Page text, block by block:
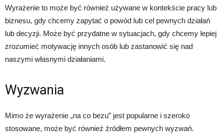
Wyrażenie to może być również używane w kontekście pracy lub
biznesu, gdy chcemy zapytać o powód lub cel pewnych działań
lub decyzji. Może być przydatne w sytuacjach, gdy chcemy lepiej
zrozumieć motywację innych osób lub zastanowić się nad
naszymi własnymi działaniami.
Wyzwania
Mimo że wyrażenie „na co bezu” jest popularne i szeroko
stosowane, może być również źródłem pewnych wyzwań.